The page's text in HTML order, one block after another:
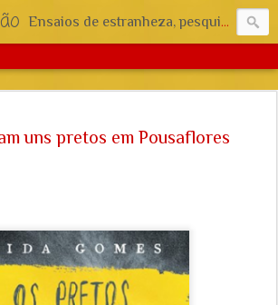
Ensaios de estranheza, pesquisa e reflexão.
uns pretos em Pousaflores